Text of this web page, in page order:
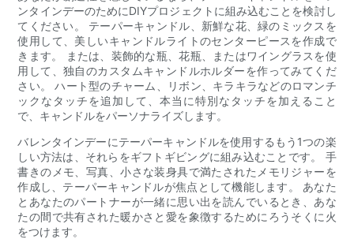
ンタインデーのためにDIYプロジェクトに組み込むことを検討し
てください。 テーパーキャンドル、新鮮な花、緑のミックスを
使用して、美しいキャンドルライトのセンターピースを作成で
きます。 または、装飾的な瓶、花瓶、またはワイングラスを使
用して、独自のカスタムキャンドルホルダーを作ってみてくだ
さい。 ハート型のチャーム、リボン、キラキラなどのロマンチ
ックなタッチを追加して、本当に特別なタッチを加えること
で、キャンドルをパーソナライズします。
バレンタインデーにテーパーキャンドルを使用するもう1つの楽
しい方法は、それらをギフトギビングに組み込むことです。 手
書きのメモ、写真、小さな装身具で満たされたメモリジャーを
作成し、テーパーキャンドルが焦点として機能します。 あなた
とあなたのパートナーが一緒に思い出を読んでいるとき、あな
たの間で共有された暖かさと愛を象徴するためにろうそくに火
をつけます。